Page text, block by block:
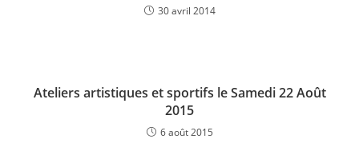
30 avril 2014
Ateliers artistiques et sportifs le Samedi 22 Août
2015
6 août 2015